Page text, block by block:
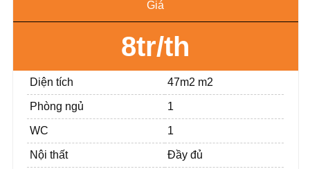
Giá
8tr/th
Diện tích 47m2 m2
Phòng ngủ 1
WC 1
Nội thất Đầy đủ